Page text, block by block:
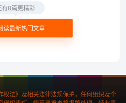
读最新热门文章
有8篇更精彩
权法》及相关法律法规保护，任何组织及个